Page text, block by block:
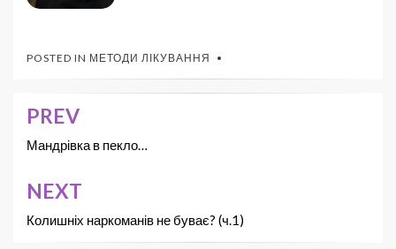
POSTED IN МЕТОДИ ЛІКУВАННЯ
PREV
Мандрівка в пекло…
NEXT
Колишніх наркоманів не буває? (ч.1)